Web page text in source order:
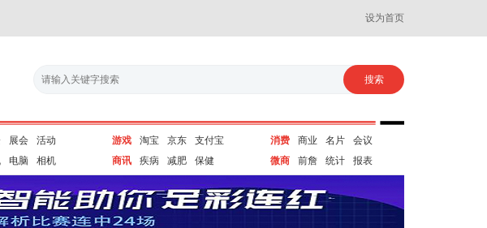
设为首页
展会
活动
电脑 相机
游戏 淘宝 京东
支付宝
商讯
疾病 减肥 保健
消费 商业 名片
会议
微商
前詹 统计 报表